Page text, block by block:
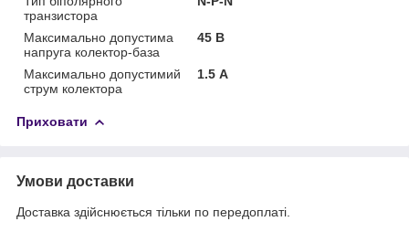
транзистора
Максимально допустима
напруга колектор-база
45 В
Максимально допустимий
струм колектора
1.5 А
Приховати
Умови доставки
Доставка здійснюється тільки по передоплаті.